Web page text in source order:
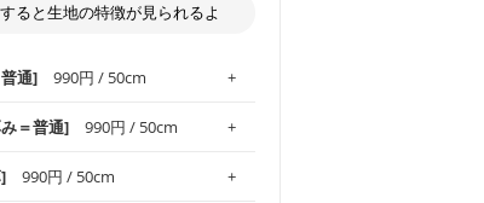
ると生地の特徴が見られるよ
通] 990円 / 50cm
かさと適度な張りを併せ持ち、
地の特徴です。当サイトのオ
＝普通] 990円 / 50cm
990円 / 50cm